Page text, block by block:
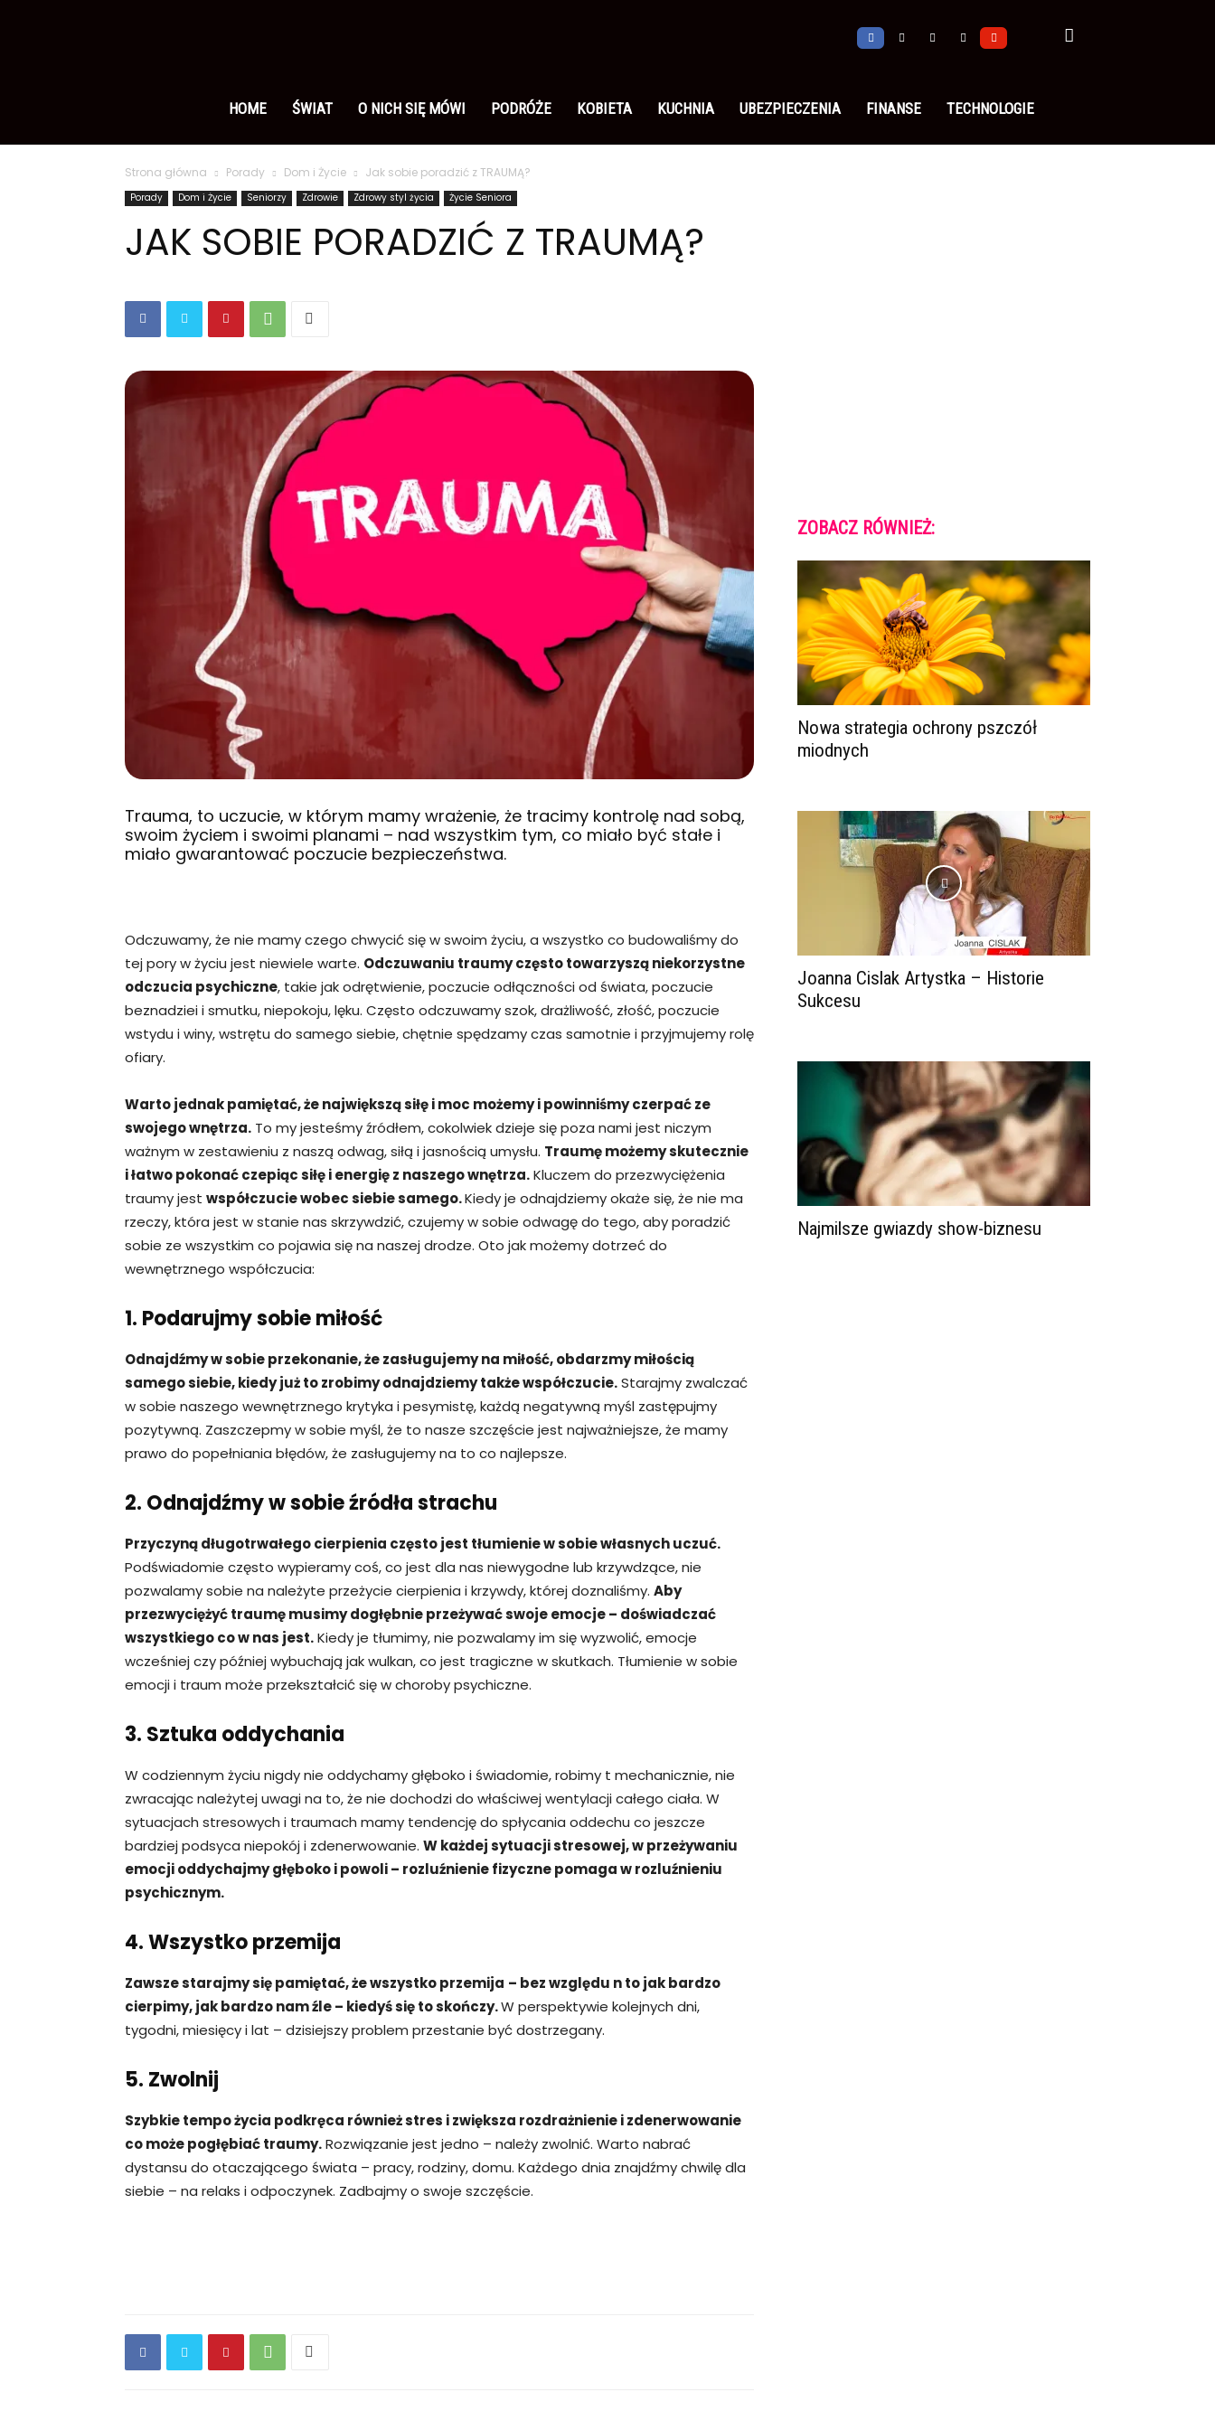
polsku
HOME ŚWIAT O NICH SIĘ MÓWI PODRÓŻE KOBIETA KUCHNIA UBEZPIECZENIA FINANSE TECHNOLOGIE
Strona główna Porady Dom i Życie Jak sobie poradzić z TRAUMĄ?
Porady Dom i Życie Seniorzy Zdrowie Zdrowy styl życia Życie Seniora
JAK SOBIE PORADZIĆ Z TRAUMĄ?
Trauma, to uczucie, w którym mamy wrażenie, że tracimy kontrolę nad sobą,
swoim życiem i swoimi planami – nad wszystkim tym, co miało być stałe i
miało gwarantować poczucie bezpieczeństwa.
Odczuwamy, że nie mamy czego chwycić się w swoim życiu, a wszystko co budowaliśmy do
tej pory w życiu jest niewiele warte. Odczuwaniu traumy często towarzyszą niekorzystne
odczucia psychiczne, takie jak odrętwienie, poczucie odłączności od świata, poczucie
beznadziei i smutku, niepokoju, lęku. Często odczuwamy szok, drażliwość, złość, poczucie
wstydu i winy, wstrętu do samego siebie, chętnie spędzamy czas samotnie i przyjmujemy rolę
ofiary.
Warto jednak pamiętać, że największą siłę i moc możemy i powinniśmy czerpać ze
swojego wnętrza. To my jesteśmy źródłem, cokolwiek dzieje się poza nami jest niczym
ważnym w zestawieniu z naszą odwag, siłą i jasnością umysłu. Traumę możemy skutecznie
i łatwo pokonać czepiąc siłę i energię z naszego wnętrza.Kluczem do przezwyciężenia
traumy jest współczucie wobec siebie samego.Kiedy je odnajdziemy okaże się, że nie ma
rzeczy, która jest w stanie nas skrzywdzić, czujemy w sobie odwagę do tego, aby poradzić
sobie ze wszystkim co pojawia się na naszej drodze. Oto jak możemy dotrzeć do
wewnętrznego współczucia:
1. Podarujmy sobie miłość
Odnajdźmy w sobie przekonanie, że zasługujemy na miłość, obdarzmy miłością
samego siebie, kiedy już to zrobimy odnajdziemy także współczucie.Starajmy zwalczać
w sobie naszego wewnętrznego krytyka i pesymistę, każdą negatywną myśl zastępujmy
pozytywną. Zaszczepmy w sobie myśl, że to nasze szczęście jest najważniejsze, że mamy
prawo do popełniania błędów, że zasługujemy na to co najlepsze.
2. Odnajdźmy w sobie źródła strachu
Przyczyną długotrwałego cierpienia często jest tłumienie w sobie własnych uczuć.
Podświadomie często wypieramy coś, co jest dla nas niewygodne lub krzywdzące, nie
pozwalamy sobie na należyte przeżycie cierpienia i krzywdy, której doznaliśmy. Aby
przezwyciężyć traumę musimy dogłębnie przeżywać swoje emocje – doświadczać
wszystkiego co w nas jest.Kiedy je tłumimy, nie pozwalamy im się wyzwolić, emocje
wcześniej czy później wybuchają jak wulkan, co jest tragiczne w skutkach. Tłumienie w sobie
emocji i traum może przekształcić się w choroby psychiczne.
3. Sztuka oddychania
W codziennym życiu nigdy nie oddychamy głęboko i świadomie, robimy t mechanicznie, nie
zwracając należytej uwagi na to, że nie dochodzi do właściwej wentylacji całego ciała. W
sytuacjach stresowych i traumach mamy tendencję do spłycania oddechu co jeszcze
bardziej podsyca niepokój i zdenerwowanie. W każdej sytuacji stresowej, w przeżywaniu
emocji oddychajmy głęboko i powoli – rozluźnienie fizyczne pomaga w rozluźnieniu
psychicznym.
4. Wszystko przemija
Zawsze starajmy się pamiętać, że wszystko przemija – bez względu n to jak bardzo
cierpimy, jak bardzo nam źle – kiedyś się to skończy.W perspektywie kolejnych dni,
tygodni, miesięcy i lat – dzisiejszy problem przestanie być dostrzegany.
5. Zwolnij
Szybkie tempo życia podkręca również stres i zwiększa rozdrażnienie i zdenerwowanie
co może pogłębiać traumy.Rozwiązanie jest jedno – należy zwolnić. Warto nabrać
dystansu do otaczającego świata – pracy, rodziny, domu. Każdego dnia znajdźmy chwilę dla
siebie – na relaks i odpoczynek. Zadbajmy o swoje szczęście.
ZOBACZ RÓWNIEŻ:
Nowa strategia ochrony pszczół
miodnych
Joanna Cislak Artystka – Historie
Sukcesu
Najmilsze gwiazdy show-biznesu